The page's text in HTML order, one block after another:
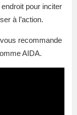
pour inciter
à l’action.
recommande
AIDA.